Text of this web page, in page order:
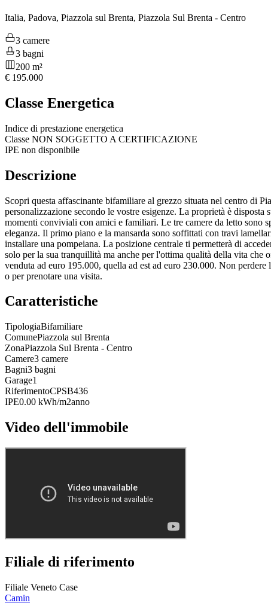
Italia, Padova, Piazzola sul Brenta, Piazzola Sul Brenta - Centro
3 camere
3 bagni
200 m²
€ 195.000
Classe Energetica
Indice di prestazione energetica
Classe NON SOGGETTO A CERTIFICAZIONE
IPE non disponibile
Descrizione
Scopri questa affascinante bifamiliare al grezzo situata nel centro di
personalizzazione secondo le vostre esigenze. La proprietà è
momenti conviviali con amici e familiari. Le tre camere da letto sono
eleganza. Il primo piano e la mansarda sono soffittati con travi
installare una pompeiana. La posizione centrale ti permetterà di
solo per la sua tranquillità ma anche per l'ottima qualità della vita
venduta ad euro 195.000, quella ad est ad euro 230.000. Non
o per prenotare una visita.
Caratteristiche
TipologiaBifamiliare
ComunePiazzola sul Brenta
ZonaPiazzola Sul Brenta - Centro
Camere3 camere
Bagni3 bagni
Garage1
RiferimentoCPSB436
IPE0.00 kWh/m2anno
Video dell'immobile
Filiale di riferimento
Filiale Veneto Case
Camin